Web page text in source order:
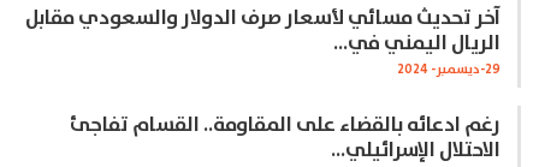
آخر تحديث مسائي لأسعار صرف الدولار والسعودي مقابل
الريال اليمني في…
29-ديسمبر- 2024
رغم ادعائه بالقضاء على المقاومة.. القسام تفاجئ
الاحتلال الإسرائيلي…